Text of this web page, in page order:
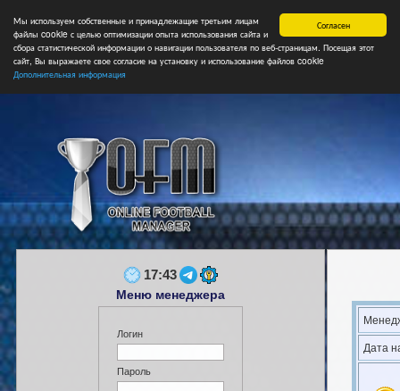
Согласен
Мы используем собственные и принадлежащие третьим лицам
файлы cookie с целью оптимизации опыта использования сайта и
сбора статистической информации о навигации пользователя по веб-страницам. Посещая этот
сайт, Вы выражаете свое согласие на установку и использование файлов cookie
Дополнительная информация
Главная Форум Турниры Сборные НФ Свободные
Дата
17:43
Меню менеджера
Логин
Пароль